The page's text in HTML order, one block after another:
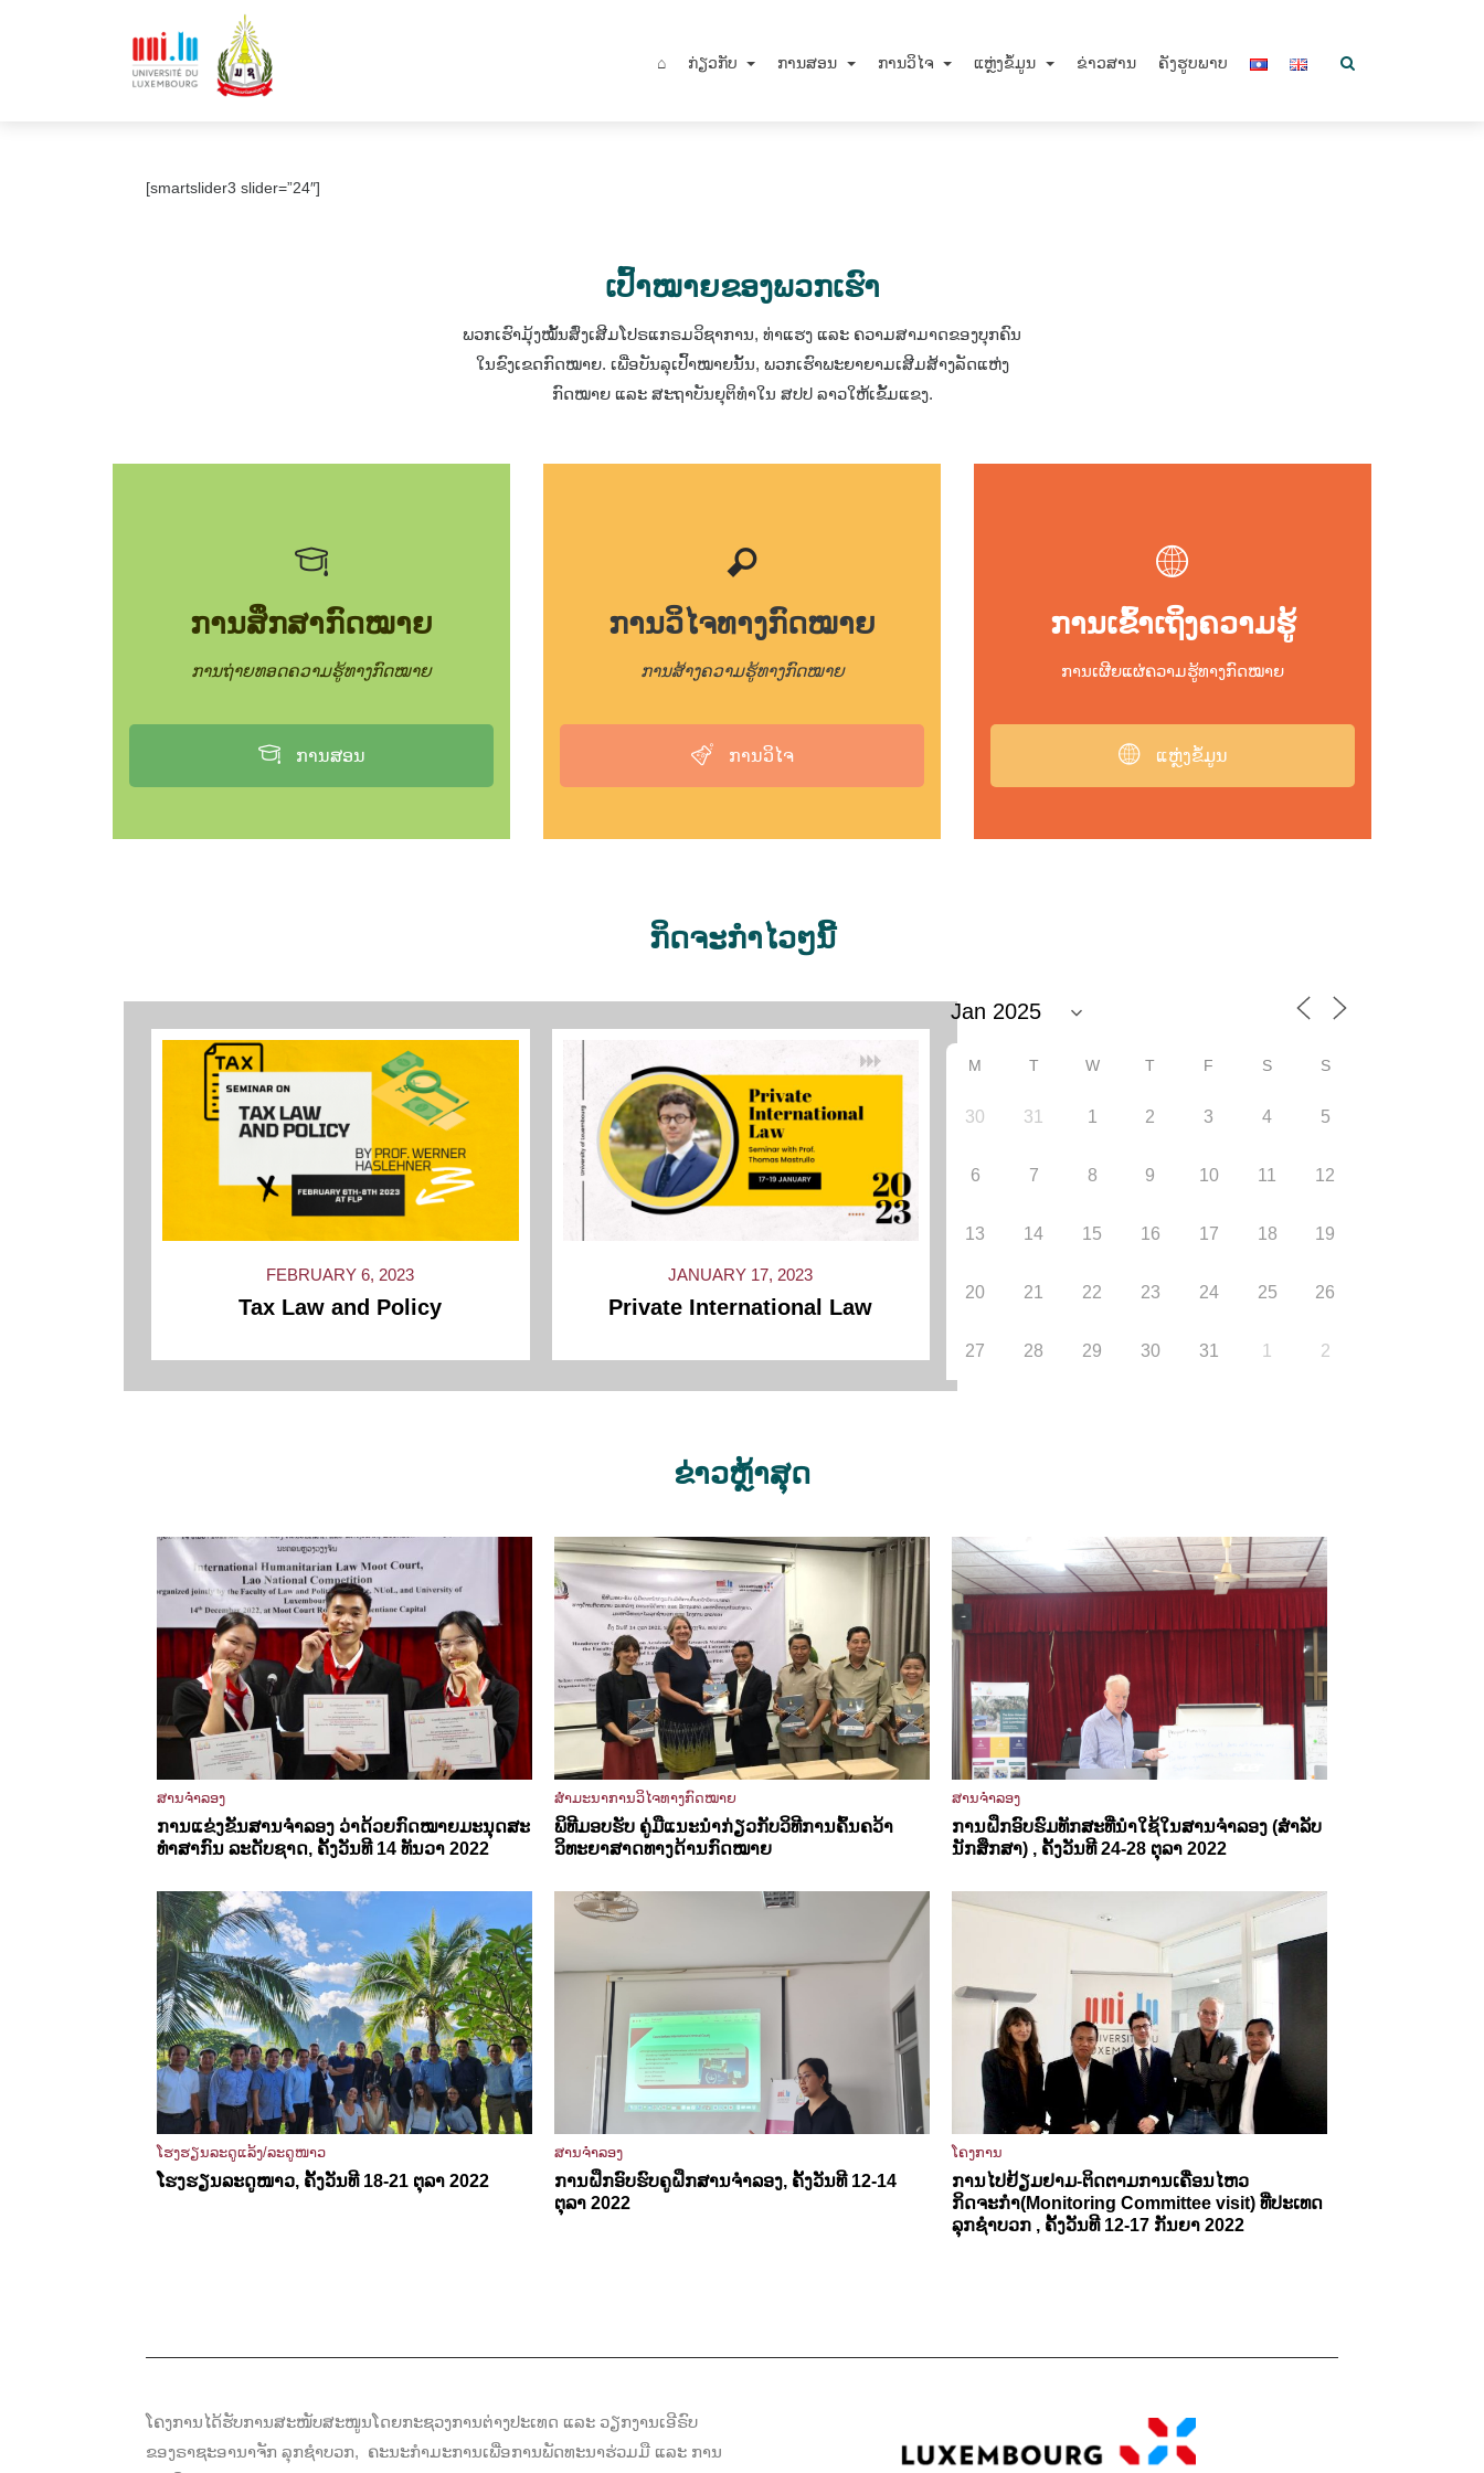
⌂ ກ່ຽວກັບ ການສອນ ການວິໄຈ ແຫຼ່ງຂໍ້ມູນ ຂ່າວສານ ຄັງຮູບພາບ
[smartslider3 slider=”24″]
ເປົ້າໝາຍຂອງພວກເຮົາ
ພວກເຮົາມຸ້ງໝັ້ນສົ່ງເສີມໂປຣແກຣມວິຊາການ, ທ່າແຮງ ແລະ ຄວາມສາມາດຂອງບຸກຄົນ
ໃນຂົງເຂດກົດໝາຍ. ເພື່ອບັນລຸເປົ້າໝາຍນັ້ນ, ພວກເຮົາພະຍາຍາມເສີມສ້າງລັດແຫ່ງ
ກົດໝາຍ ແລະ ສະຖາບັນຍຸຕິທໍາໃນ ສປປ ລາວໃຫ້ເຂັ້ມແຂງ.
ການສຶກສາກົດໝາຍ
ການຖ່າຍທອດຄວາມຮູ້ທາງກົດໝາຍ
ການສອນ
ການວິໄຈທາງກົດໝາຍ
ການສ້າງຄວາມຮູ້ທາງກົດໝາຍ
ການວິໄຈ
ການເຂົ້າເຖິງຄວາມຮູ້
ການເຜີຍແຜ່ຄວາມຮູ້ທາງກົດໝາຍ
ແຫຼ່ງຂໍ້ມູນ
ກິດຈະກຳໄວໆນີ້
FEBRUARY 6, 2023
Tax Law and Policy
JANUARY 17, 2023
Private International Law
M T W T F S S
30 31 1 2 3 4 5
6 7 8 9 10 11 12
13 14 15 16 17 18 19
20 21 22 23 24 25 26
27 28 29 30 31 1 2
ຂ່າວຫຼ້າສຸດ
ສານຈຳລອງ
ການແຂ່ງຂັນສານຈໍາລອງ ວ່າດ້ວຍກົດໝາຍມະນຸດສະ
ທຳສາກົນ ລະດັບຊາດ, ຄັ້ງວັນທີ 14 ທັນວາ 2022
ສຳມະນາການວິໄຈທາງກົດໝາຍ
ພິທີມອບຮັບ ຄູ່ມືແນະນຳກ່ຽວກັບວິທີການຄົ້ນຄວ້າ
ວິທະຍາສາດທາງດ້ານກົດໝາຍ
ສານຈຳລອງ
ການຝຶກອົບຮົມທັກສະທີ່ນຳໃຊ້ໃນສານຈຳລອງ (ສຳລັບ
ນັກສຶກສາ) , ຄັ້ງວັນທີ 24-28 ຕຸລາ 2022
ໂຮງຮຽນລະດູແລ້ງ/ລະດູໜາວ
ໂຮງຮຽນລະດູໜາວ, ຄັ້ງວັນທີ 18-21 ຕຸລາ 2022
ສານຈຳລອງ
ການຝຶກອົບຮົບຄູຝຶກສານຈຳລອງ, ຄັ້ງວັນທີ 12-14
ຕຸລາ 2022
ໂຄງການ
ການໄປຢ້ຽມຢາມ-ຕິດຕາມການເຄື່ອນໄຫວ
ກິດຈະກຳ(Monitoring Committee visit) ທີ່ປະເທດ
ລຸກຊຳບວກ , ຄັ້ງວັນທີ 12-17 ກັນຍາ 2022
ໂຄງການໄດ້ຮັບການສະໜັບສະໜູນໂດຍກະຊວງການຕ່າງປະເທດ ແລະ ວຽກງານເອີຣົບ
ຂອງຣາຊະອານາຈັກ ລຸກຊຳບວກ, ຄະນະກຳມະການເພື່ອການພັດທະນາຮ່ວມມື ແລະ ການ